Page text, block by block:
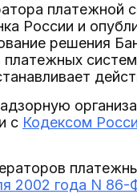
платежной
России и
решения
с Кодексом
2002 года N 86-